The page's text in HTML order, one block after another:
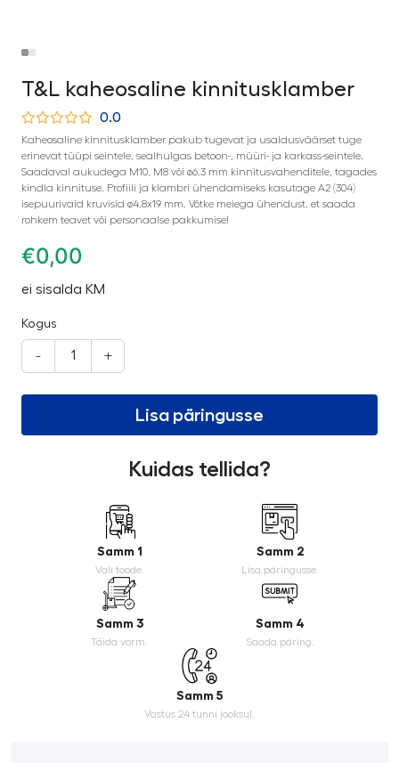
T&L kaheosaline kinnitusklamber
0.0
Kaheosaline kinnitusklamber pakub tugevat ja usaldusväärset tuge
erinevat tüüpi seintele, sealhulgas betoon-, müüri- ja karkass-seintele.
Saadaval aukudega M10, M8 või ø6.3 mm kinnitusvahenditele, tagades
kindla kinnituse. Profiili ja klambri ühendamiseks kasutage A2 (304)
isepuurivaid kruvisid ø4.8x19 mm. Võtke meiega ühendust, et saada
rohkem teavet või personaalse pakkumise!
€0,00
ei sisalda KM
Kogus
- +
Lisa päringusse
Kuidas tellida?
Samm 1
Vali toode.
Samm 2
Lisa päringusse.
Samm 3
Täida vorm.
Samm 4
Saada päring.
Samm 5
Vastus 24 tunni jooksul.